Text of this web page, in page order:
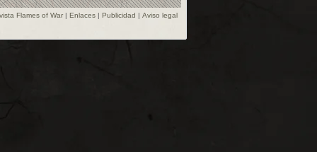
Flames of War | Enlaces | Publicidad | Aviso legal